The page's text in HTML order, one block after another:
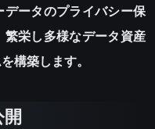
ータのプライバシー保
栄し多様なデータ資産
構築します。